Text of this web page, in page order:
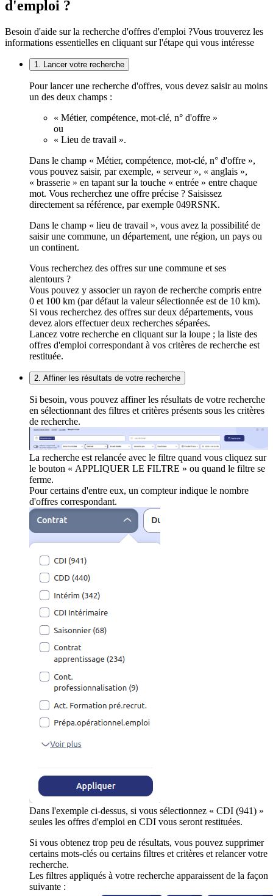
d'emploi ?
Besoin d'aide sur la recherche d'offres d'emploi ?Vous trouverez les
informations essentielles en cliquant sur l'étape qui vous intéresse
1. Lancer votre recherche
Pour lancer une recherche d'offres, vous devez saisir au moins
un des deux champs :
« Métier, compétence, mot-clé, n° d'offre »
ou
« Lieu de travail ».
Dans le champ « Métier, compétence, mot-clé, n° d'offre »,
vous pouvez saisir, par exemple, « serveur », « anglais »,
« brasserie » en tapant sur la touche « entrée » entre chaque
mot. Vous recherchez une offre précise ? Saisissez
directement sa référence, par exemple 049RSNK.
Dans le champ « lieu de travail », vous avez la possibilité de
saisir une commune, un département, une région, un pays ou
un continent.
Vous recherchez des offres sur une commune et ses
alentours ?
Vous pouvez y associer un rayon de recherche compris entre
0 et 100 km (par défaut la valeur sélectionnée est de 10 km).
Si vous recherchez des offres sur deux départements, vous
devez alors effectuer deux recherches séparées.
Lancez votre recherche en cliquant sur la loupe ; la liste des
offres d'emploi correspondant à vos critères de recherche est
restituée.
2. Affiner les résultats de votre recherche
Si besoin, vous pouvez affiner les résultats de votre recherche
en sélectionnant des filtres et critères présents sous les critères
de recherche.
La recherche est relancée avec le filtre quand vous cliquez sur
le bouton « APPLIQUER LE FILTRE » ou quand le filtre se
ferme.
Pour certains d'entre eux, un compteur indique le nombre
d'offres correspondant.
Dans l'exemple ci-dessus, si vous sélectionnez « CDI (941) »
seules les offres d'emploi en CDI vous seront restituées.
Si vous obtenez trop peu de résultats, vous pouvez supprimer
certains mots-clés ou certains filtres et critères et relancer votre
recherche.
Les filtres appliqués à votre recherche apparaissent de la façon
suivante :